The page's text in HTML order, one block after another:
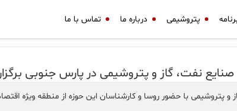
پتروشیمی درباره ما تماس با ما
نفت، گاز و پتروشیمی در پارس جنوبی
با حضور روسا و کارشناسان این حوزه از منطقه ویژه